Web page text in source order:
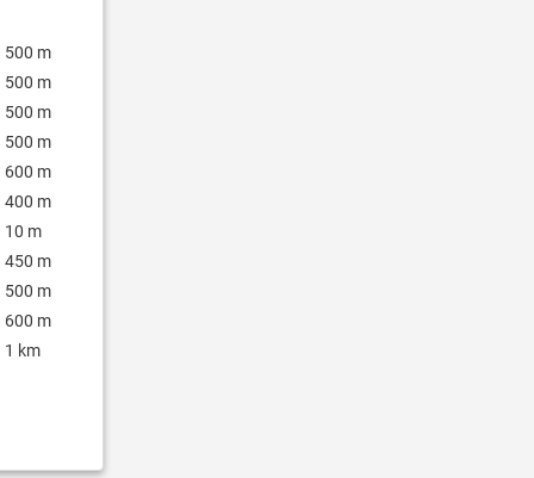
500 m
500 m
500 m
500 m
600 m
400 m
10 m
450 m
500 m
600 m
1 km